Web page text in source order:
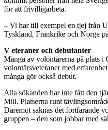
för att frivilligarbeta.
– Vi har till exempel en tjej från
Tyskland, Frankrike och Norge
V eteraner och debutanter
Många av volontärerna på plats i
volontärsveteraner med
många gör också debut.
Alla sökanden har inte fått den
Mill. Platserna runt
Däremot saknas det fortfarande
gruppen – den som jobbar med